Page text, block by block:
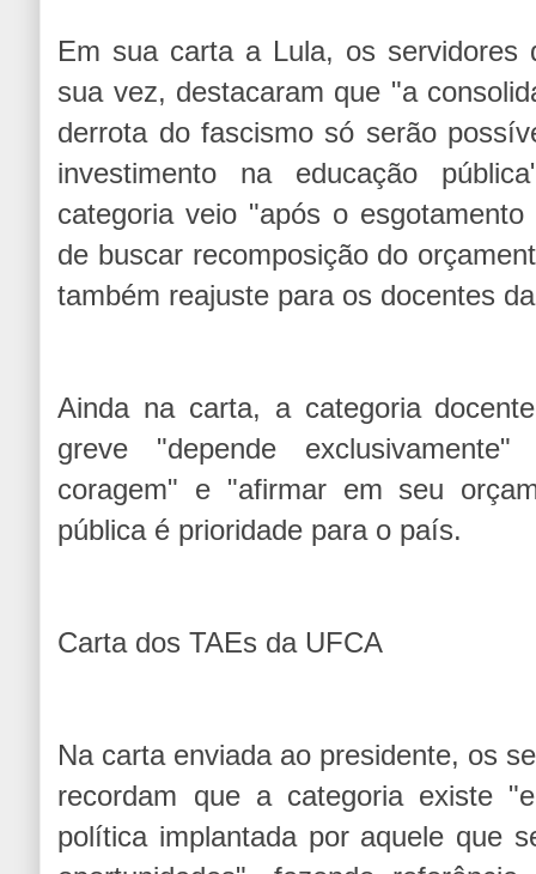
Em sua carta a Lula, os servidores
sua vez, destacaram que "a
derrota do fascismo só serão
investimento na educação
categoria veio "após o
de buscar recomposição do
também reajuste para os docentes
Ainda na carta, a categoria
greve "depende
coragem" e "afirmar em seu
pública é prioridade para o país.
Carta dos TAEs da UFCA
Na carta enviada ao presidente, os
recordam que a categoria existe
política implantada por aquele que